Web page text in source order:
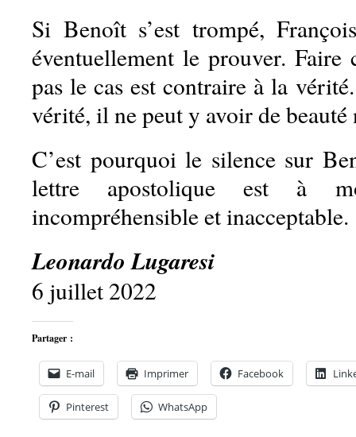
Si Benoît s’est trompé,
éventuellement le prouver. Faire
pas le cas est contraire à la
vérité, il ne peut y avoir de beauté
C’est pourquoi le silence sur
lettre apostolique est à
incompréhensible et inacceptable.
Leonardo Lugaresi
6 juillet 2022
Partager :
E-mail Imprimer Facebook
Pinterest WhatsApp